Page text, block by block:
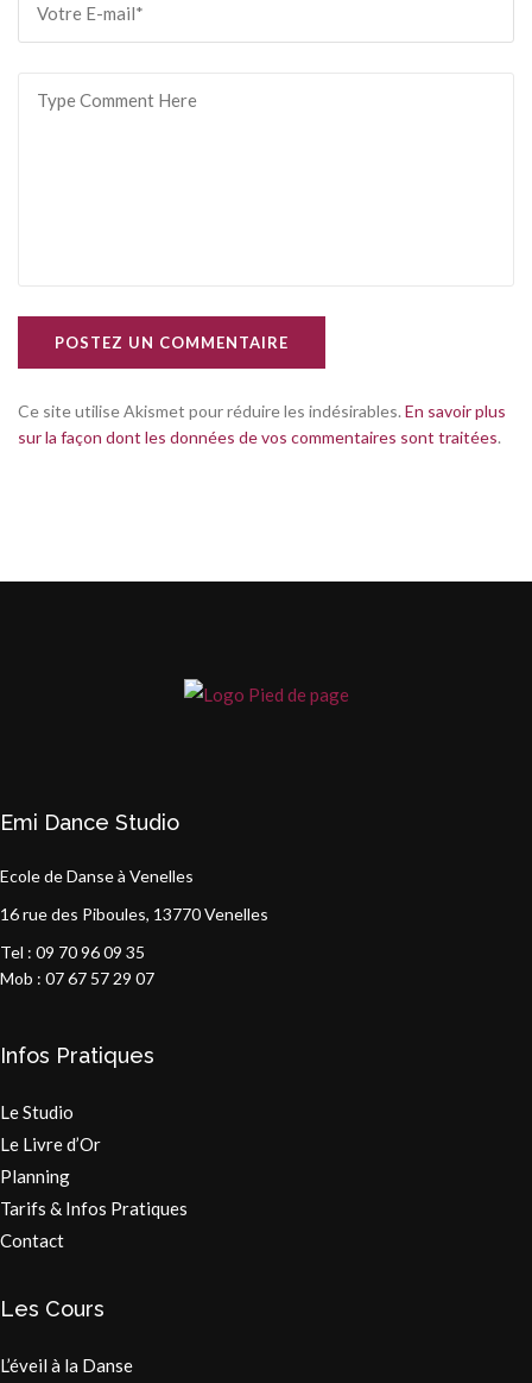
POSTEZ UN COMMENTAIRE
Ce site utilise Akismet pour réduire les indésirables. En savoir plus
sur la façon dont les données de vos commentaires sont traitées.
Emi Dance Studio
Ecole de Danse à Venelles
16 rue des Piboules, 13770 Venelles
Tel : 09 70 96 09 35
Mob : 07 67 57 29 07
Infos Pratiques
Le Studio
Le Livre d’Or
Planning
Tarifs & Infos Pratiques
Contact
Les Cours
L’éveil à la Danse